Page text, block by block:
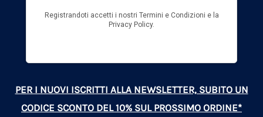
PER I NUOVI ISCRITTI ALLA NEWSLETTER, SUBITO UN
CODICE SCONTO DEL 10% SUL PROSSIMO ORDINE*